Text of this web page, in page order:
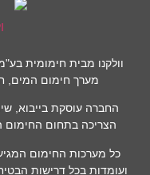
וולקנו מבית חימומית
מערך חימום המים,
החברה עוסקת בייבוא,
הצריכה בתחום החימום
כל מערכות החימום
ועומדות בכל דרישות